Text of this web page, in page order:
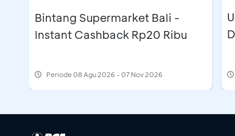
Bintang Supermarket Bali -
Instant Cashback Rp20 Ribu
Periode08 Agu 2026 - 07 Nov 2026